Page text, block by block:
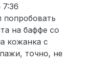
7:36
на баффе со
кожанка с
точно, не